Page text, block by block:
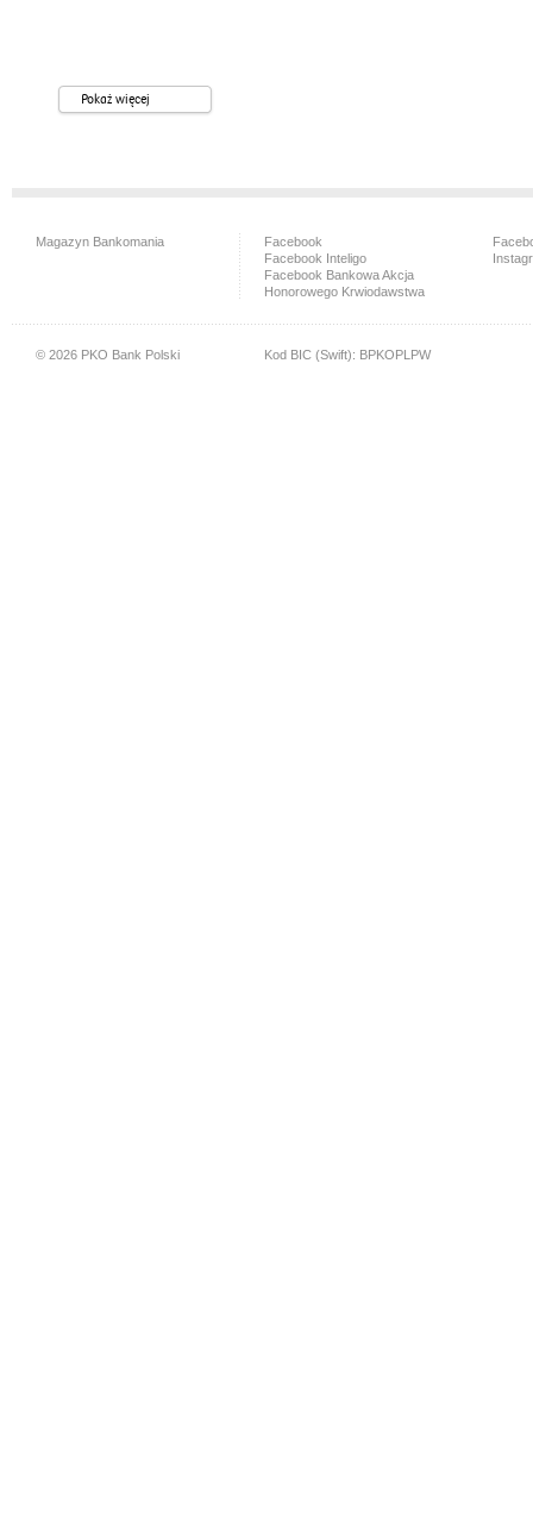
Pokaż więcej
Magazyn Bankomania
Facebook
Facebook Inteligo
Facebook Bankowa Akcja
Honorowego Krwiodawstwa
© 2026 PKO Bank Polski Kod BIC (Swift): BPKOPLPW